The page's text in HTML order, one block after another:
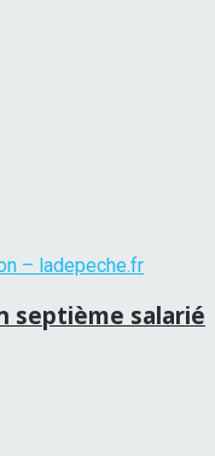
septième salarié